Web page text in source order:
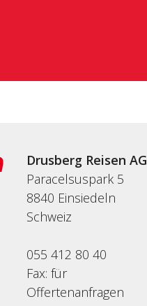
Drusberg Reisen AG
Paracelsuspark 5
8840 Einsiedeln
Schweiz
055 412 80 40
Fax: für
Offertenanfragen